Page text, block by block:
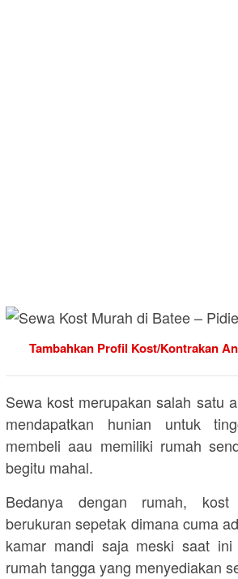
Tambahkan Profil Kost/Kontrakan
Sewa kost merupakan salah satu
mendapatkan hunian untuk
membeli aau memiliki rumah
begitu mahal.
Bedanya dengan rumah,
berukuran sepetak dimana cuma
kamar mandi saja meski saat
rumah tangga yang menyediakan